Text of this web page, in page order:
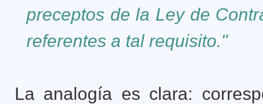
preceptos de la Ley de
referentes a tal requisito."
La analogía es clara: